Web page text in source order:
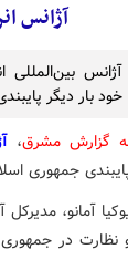
آژانس
آژانس
خود بار دیگر
گزارش مشرق،
جمهوری
آمانو،
نظارت در جمهوری اسلامی